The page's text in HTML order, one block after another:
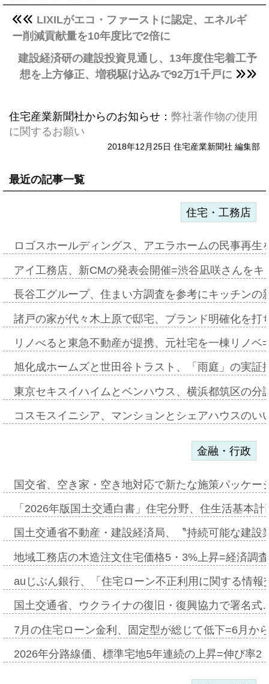
LIXILがエコ・ファーストに認定、エネルギ
ー削減貢献量を10年度比で2倍に
建設経済研の建設投資見通し、13年度住宅着工予
想を上方修正、増税駆け込みで92万1千戸に
住宅産業新聞社からのお知らせ： 弊社著作物の使用
に関するお願い
2018年12月25日 住宅産業新聞社 編集部
最近の記事一覧
住宅・工務店
ロゴスホールディングス、アエラホームの民事再
アイ工務店、新CMの発表会開催=渋谷凪咲さんを
長谷工グループ、住まい方調査を参考にキッチン
諸戸の家が代々木上原で邸宅、ブランド明確化を
リノべると東急不動産が提携、元社宅を一棟リノ
旭化成ホームズと世田谷トラスト、「雨庭」の実
東京セキスイハイムとベンハウス、横浜都筑区の
コスモスイニシア、マンションとシェアハウスの
金融・行政
国交省、空き家・空き地対応で新たな施策パッケ
「2026年版国土交通白書」住宅分野、住生活基本
国土交通省不動産・建設経済局、〝持続可能な建
地域工務店の木造注文住宅価格5・3%上昇=経済調
auじぶん銀行、「住宅ローン不正利用に関する情
国土交通省、ウクライナの復旧・復興協力で署名
7月の住宅ローン金利、固定型が総じて低下=6月か
2026年分路線価、標準宅地5年連続の上昇=伸び率